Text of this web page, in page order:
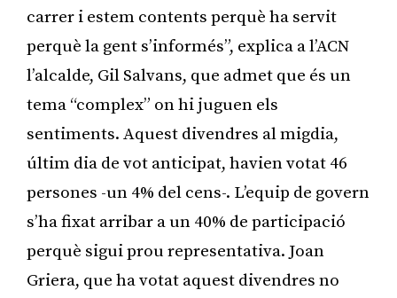
carrer i estem contents perquè ha servit
perquè la gent s’informés”, explica a l’ACN
l’alcalde, Gil Salvans, que admet que és un
tema “complex” on hi juguen els
sentiments. Aquest divendres al migdia,
últim dia de vot anticipat, havien votat 46
persones -un 4% del cens-. L’equip de govern
s’ha fixat arribar a un 40% de participació
perquè sigui prou representativa. Joan
Griera, que ha votat aquest divendres no